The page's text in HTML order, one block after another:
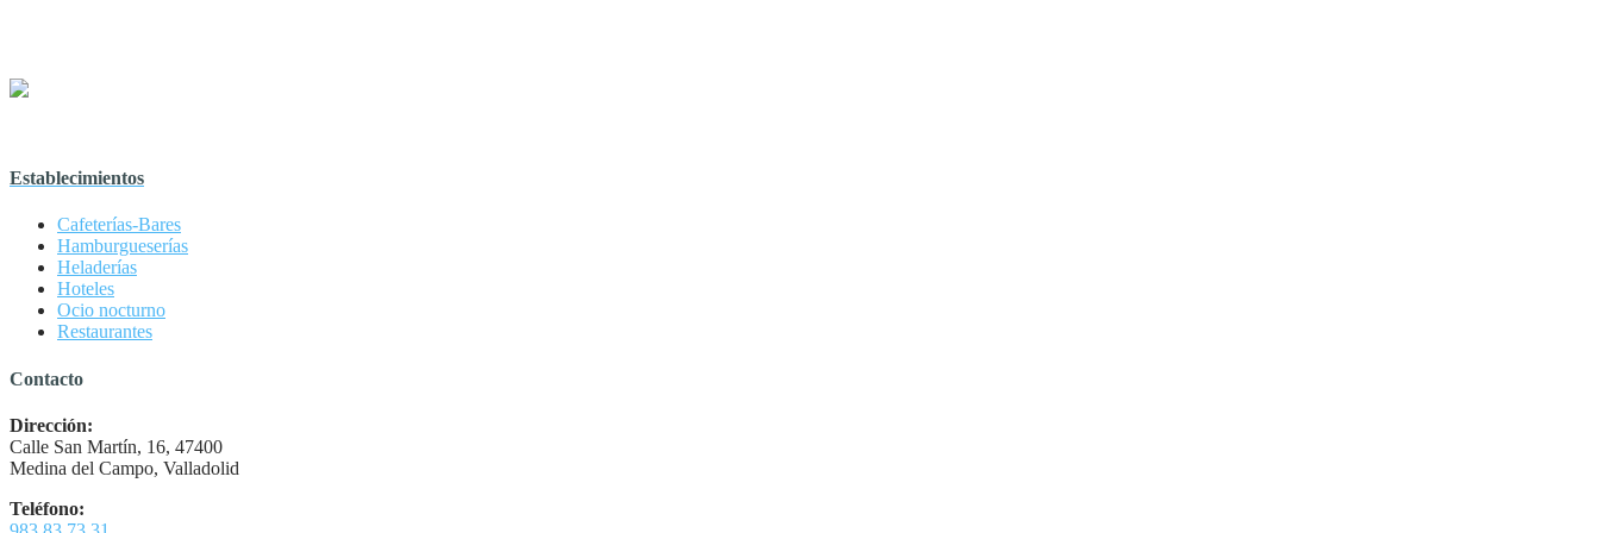
Establecimientos
Cafeterías-Bares
Hamburgueserías
Heladerías
Hoteles
Ocio nocturno
Restaurantes
Contacto
Dirección:
Calle San Martín, 16, 47400
Medina del Campo, Valladolid
Teléfono: